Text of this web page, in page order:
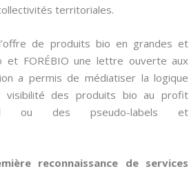
territoriales.
de produits bio en grandes et
et FORÉBIO une lettre ouverte aux
a permis de médiatiser la logique
visibilité des produits bio au profit
ou des pseudo-labels et
reconnaissance de services